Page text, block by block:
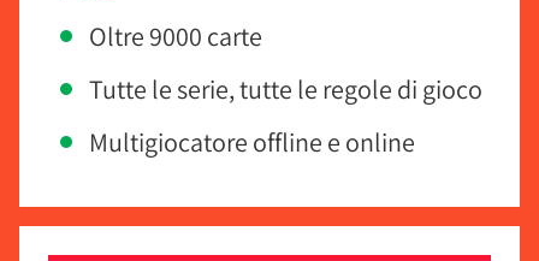
Oltre 9000 carte
Tutte le serie, tutte le regole di gioco
Multigiocatore offline e online